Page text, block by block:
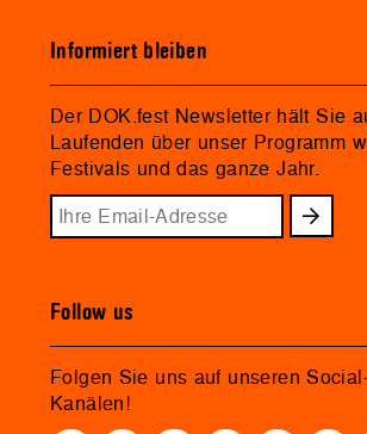
Informiert bleiben
Der DOK.fest Newsletter hält Sie
Laufenden über unser Programm
Festivals und das ganze Jahr.
Follow us
Folgen Sie uns auf unseren
Kanälen!